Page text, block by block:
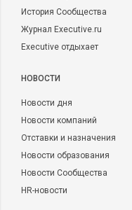
История Сообщества
Журнал Executive.ru
Executive отдыхает
НОВОСТИ
Новости дня
Новости компаний
Отставки и назначения
Новости образования
Новости Сообщества
HR-новости